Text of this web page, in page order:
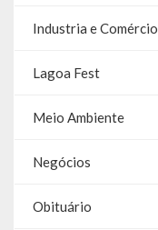
Industria e Comércio
Lagoa Fest
Meio Ambiente
Negócios
Obituário